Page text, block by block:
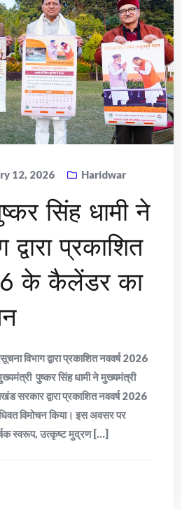
12, 2026 Haridwar
सिंह धामी ने
प्रकाशित
के कैलेंडर का
विभाग द्वारा प्रकाशित नववर्ष 2026
पुष्कर सिंह धामी ने मुख्यमंत्री
सरकार द्वारा प्रकाशित नववर्ष 2026
विमोचन किया। इस अवसर पर
स्वरूप, उत्कृष्ट मुद्रण [...]